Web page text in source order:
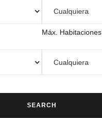
Máx. Habitaciones